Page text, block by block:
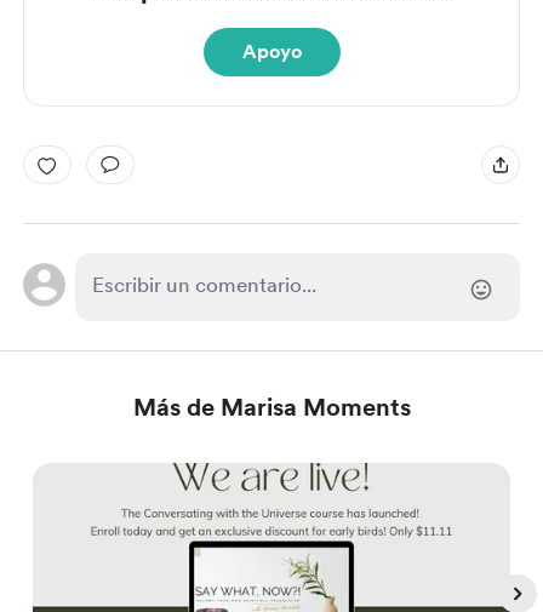
Apoyo
Más de Marisa Moments